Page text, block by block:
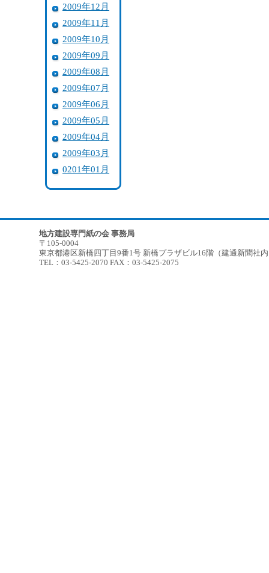
2009年12月
2009年11月
2009年10月
2009年09月
2009年08月
2009年07月
2009年06月
2009年05月
2009年04月
2009年03月
0201年01月
地方建設専門紙の会 事務局
〒105-0004
東京都港区新橋四丁目9番1号 新橋プラザビル16階（建通新聞社
TEL：03-5425-2070 FAX：03-5425-2075